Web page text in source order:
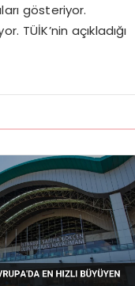
gösteriyor.
TÜİK’nin açıkladığı